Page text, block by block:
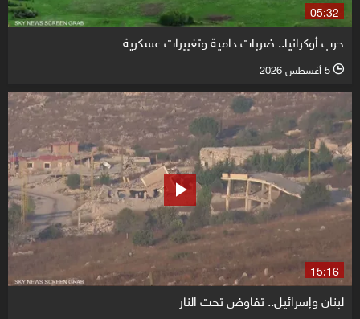
05:32
حرب أوكرانيا.. ضربات دامية وتغييرات عسكرية
l 5 أغسطس 2026
15:16
لبنان وإسرائيل.. تفاوض تحت النار